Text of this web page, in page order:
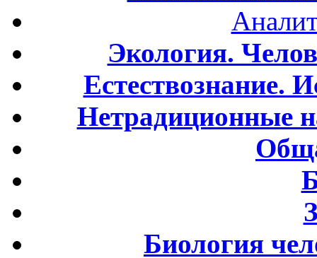
Экология.
Естествознание.
Нетрадиционные
Биология